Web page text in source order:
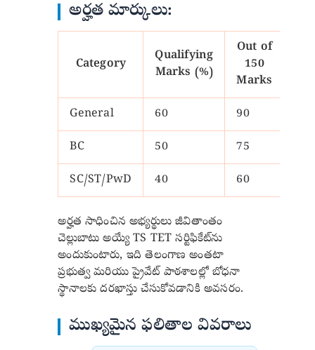
అర్హత మార్కులు:
Category
Qualifying
Marks (%)
Out of
150
Marks
General 60 90
BC 50 75
SC/ST/PwD 40 60
అర్హత సాధించిన అభ్యర్థులు జీవితాంతం
చెల్లుబాటు అయ్యే TS TET సర్టిఫికేట్‌ను
అందుకుంటారు, ఇది తెలంగాణ అంతటా
ప్రభుత్వ మరియు ప్రైవేట్ పాఠశాలల్లో బోధనా
స్థానాలకు దరఖాస్తు చేసుకోవడానికి అవసరం.
ముఖ్యమైన ఫలితాల వివరాలు